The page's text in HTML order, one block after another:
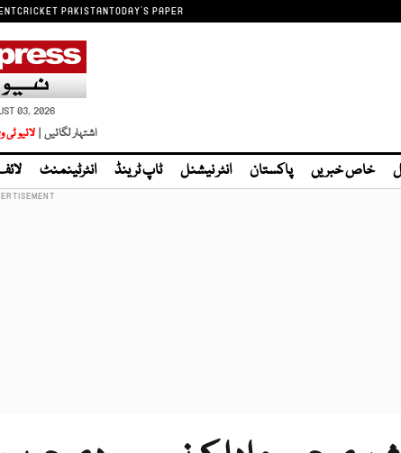
CRICKET PAKISTANTODAY'S PAPER
03, 2026
اشتہار لگائیں | لائیو ٹی
خاص خبریں پاکستان انٹر نیشنل ٹاپ ٹرینڈ انٹرٹینمنٹ